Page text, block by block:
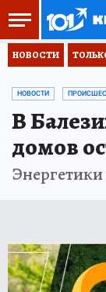
НОВОСТИ
НОВОСТИ
В
домов
Энергетики